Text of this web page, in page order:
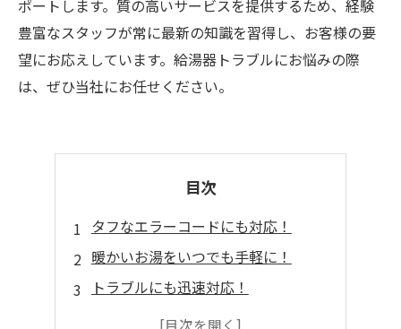
ポートします。質の高いサービスを提供するため、経験
豊富なスタッフが常に最新の知識を習得し、お客様の要
望にお応えしています。給湯器トラブルにお悩みの際
は、ぜひ当社にお任せください。
目次
タフなエラーコードにも対応！
暖かいお湯をいつでも手軽に！
トラブルにも迅速対応！
エコにも貢献！